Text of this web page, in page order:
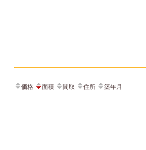
価格 面積 間取 住所 築年月